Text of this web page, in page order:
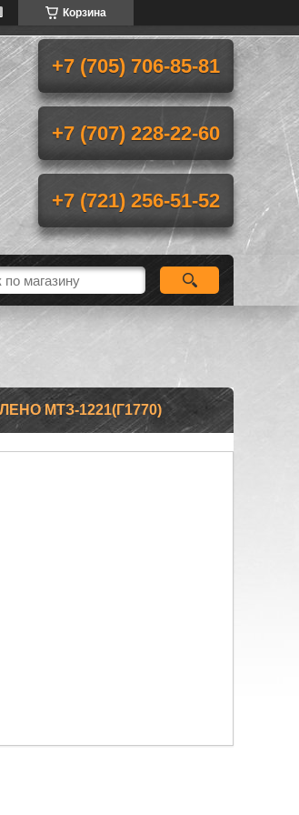
Корзина
+7 (705) 706-85-81
+7 (707) 228-22-60
+7 (721) 256-51-52
МТЗ-1221(Г1770)